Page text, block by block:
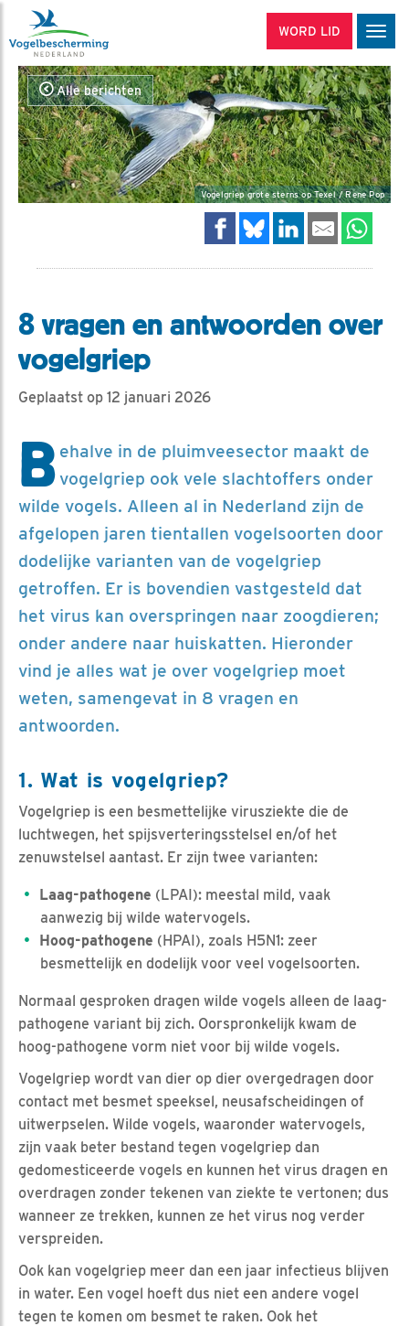
WORD LID
Alle berichten
Vogelgriep grote sterns op Texel / Rene Pop
8 vragen en antwoorden over
vogelgriep
Geplaatst op 12 januari 2026
B ehalve in de pluimveesector maakt de
vogelgriep ook vele slachtoffers onder
wilde vogels. Alleen al in Nederland zijn de
afgelopen jaren tientallen vogelsoorten door
dodelijke varianten van de vogelgriep
getroffen. Er is bovendien vastgesteld dat
het virus kan overspringen naar zoogdieren;
onder andere naar huiskatten. Hieronder
vind je alles wat je over vogelgriep moet
weten, samengevat in 8 vragen en
antwoorden.
1. Wat is vogelgriep?
Vogelgriep is een besmettelijke virusziekte die de
luchtwegen, het spijsverteringsstelsel en/of het
zenuwstelsel aantast. Er zijn twee varianten:
Laag-pathogene (LPAI): meestal mild, vaak
aanwezig bij wilde watervogels.
Hoog-pathogene (HPAI), zoals H5N1: zeer
besmettelijk en dodelijk voor veel vogelsoorten.
Normaal gesproken dragen wilde vogels alleen de laag-
pathogene variant bij zich. Oorspronkelijk kwam de
hoog-pathogene vorm niet voor bij wilde vogels.
Vogelgriep wordt van dier op dier overgedragen door
contact met besmet speeksel, neusafscheidingen of
uitwerpselen. Wilde vogels, waaronder watervogels,
zijn vaak beter bestand tegen vogelgriep dan
gedomesticeerde vogels en kunnen het virus dragen en
overdragen zonder tekenen van ziekte te vertonen; dus
wanneer ze trekken, kunnen ze het virus nog verder
verspreiden.
Ook kan vogelgriep meer dan een jaar infectieus blijven
in water. Een vogel hoeft dus niet een andere vogel
tegen te komen om besmet te raken. Ook het